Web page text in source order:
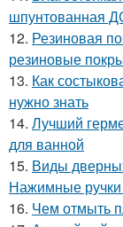
шпунтованная
12. Резиновая
резиновые
13. Как
нужно знать
14. Лучший
для ванной
15. Виды
Нажимные
16. Чем отмыть